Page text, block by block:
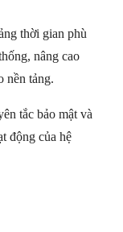
thời gian phù
nâng cao
nền tảng.
tắc bảo mật và
động của hệ